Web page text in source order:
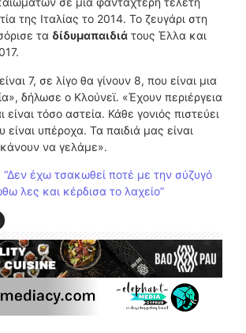
της Ιταλίας το 2014. Το ζευγάρι στη
τα δίδυμαπαιδιά τους Έλλα και
7, σε λίγο θα γίνουν 8, που είναι μια
δήλωσε ο Κλούνεϊ. «Έχουν περιέργεια
είναι τόσο αστεία. Κάθε γονιός πιστεύει
είναι υπέροχα. Τα παιδιά μας είναι
να γελάμε».
“Δεν έχω τσακωθεί ποτέ με την σύζυγό
λες και κέρδισα το λαχείο”